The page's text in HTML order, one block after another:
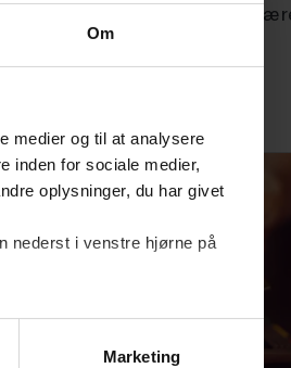
Om
medier og til at analysere
inden for sociale medier,
oplysninger, du har givet
nederst i venstre hjørne på
Marketing
eller sparring. Så kan vi